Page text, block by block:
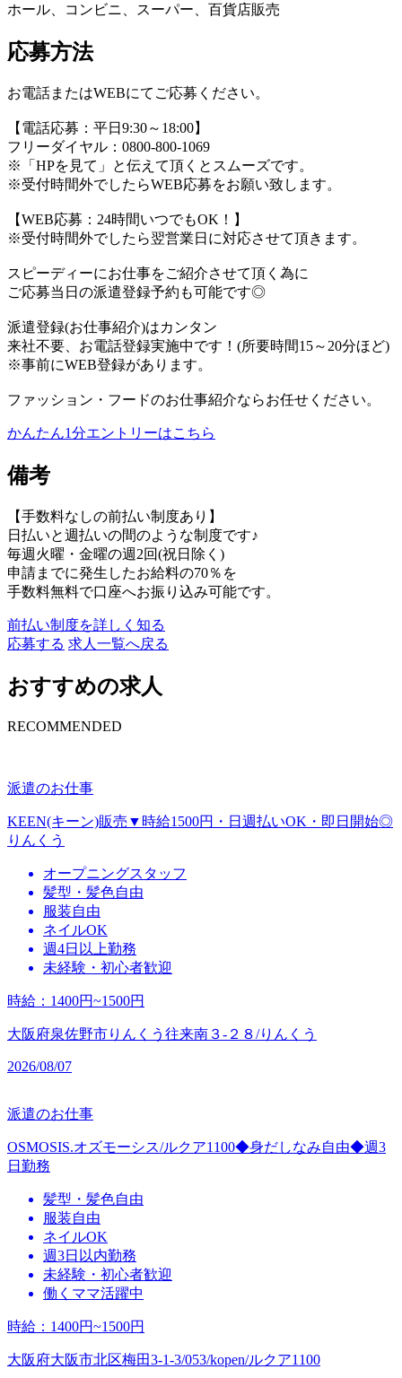
ホール、コンビニ、スーパー、百貨店販売
応募方法
お電話またはWEBにてご応募ください。
【電話応募：平日9:30～18:00】
フリーダイヤル：0800-800-1069
※「HPを見て」と伝えて頂くとスムーズです。
※受付時間外でしたらWEB応募をお願い致します。
【WEB応募：24時間いつでもOK！】
※受付時間外でしたら翌営業日に対応させて頂きます。
スピーディーにお仕事をご紹介させて頂く為に
ご応募当日の派遣登録予約も可能です◎
派遣登録(お仕事紹介)はカンタン
来社不要、お電話登録実施中です！(所要時間15～20分ほど)
※事前にWEB登録があります。
ファッション・フードのお仕事紹介ならお任せください。
かんたん1分エントリーはこちら
備考
【手数料なしの前払い制度あり】
日払いと週払いの間のような制度です♪
毎週火曜・金曜の週2回(祝日除く)
申請までに発生したお給料の70％を
手数料無料で口座へお振り込み可能です。
前払い制度を詳しく知る
応募する 求人一覧へ戻る
おすすめの求人
RECOMMENDED
派遣のお仕事
KEEN(キーン)販売▼時給1500円・日週払いOK・即日開始◎
りんくう
オープニングスタッフ
髪型・髪色自由
服装自由
ネイルOK
週4日以上勤務
未経験・初心者歓迎
時給 ： 1400円~1500円
大阪府泉佐野市りんくう往来南３‐２８/りんくう
2026/08/07
派遣のお仕事
OSMOSIS.オズモーシス/ルクア1100◆身だしなみ自由◆週3
日勤務
髪型・髪色自由
服装自由
ネイルOK
週3日以内勤務
未経験・初心者歓迎
働くママ活躍中
時給 ： 1400円~1500円
大阪府大阪市北区梅田3-1-3/053/kopen/ルクア1100